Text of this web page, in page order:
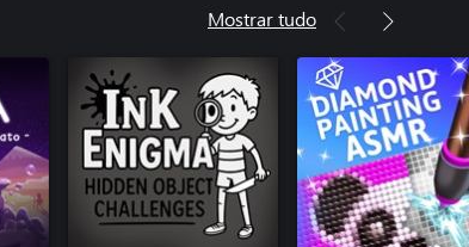
Mostrar tudo